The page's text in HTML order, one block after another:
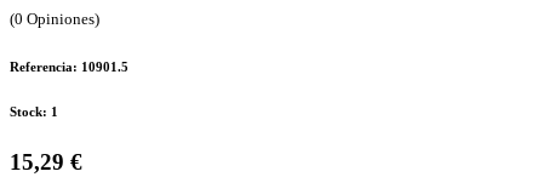
(0 Opiniones)
Referencia: 10901.5
Stock: 1
15,29 €